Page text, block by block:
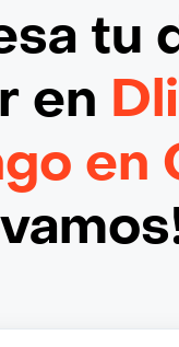
tu
en
en